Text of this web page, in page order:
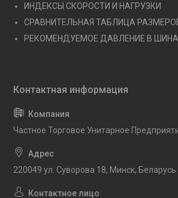
ИНДЕКСЫ СКОРОСТИ И НАГРУЗКИ
СРАВНИТЕЛЬНАЯ ТАБЛИЦА
РЕКОМЕНДУЕМОЕ ДАВЛЕНИЕ В
Частное Торговое Унитарное
220049 ул. Суворова 18, Минск, Беларусь